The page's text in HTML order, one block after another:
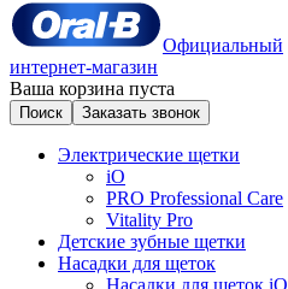
Официальный
интернет-магазин
Ваша корзина пуста
Поиск Заказать звонок
Электрические щетки
iO
PRO Professional Care
Vitality Pro
Детские зубные щетки
Насадки для щеток
Насадки для щеток iO